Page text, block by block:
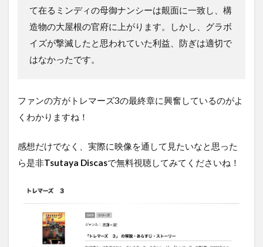
て在るミンディの母御ナンシーは覿面に一致し、構
造物の大屋根の官府に上がります。しかし、グラボ
イズが撃滅したと思われていた利益、防ぎは適切で
はなかったです。
ファンの方がトレマーズ3の最終章に興奮しているのがよ
くわかりますね！
感想だけでなく、実際に映像を通して見たいなと思った
ら是非Tsutaya Discasで無料視聴してみてくださいね！